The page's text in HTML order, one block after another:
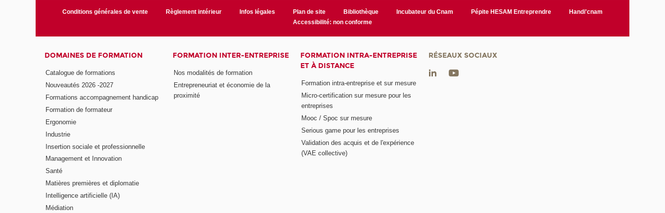
Conditions générales de vente Règlement intérieur Infos légales Plan de site Bibliothèque Incubateur du Cnam Pépite HESAM Entreprendre
Handi'cnam
Accessibilité: non conforme
DOMAINES DE FORMATION
Catalogue de formations
Nouveautés 2026 -2027
Formations accompagnement handicap
Formation de formateur
Ergonomie
Industrie
Insertion sociale et professionnelle
Management et Innovation
Santé
Matières premières et diplomatie
Intelligence artificielle (IA)
Médiation
FORMATION INTER-ENTREPRISE
Nos modalités de formation
Entrepreneuriat et économie de la
proximité
FORMATION INTRA-ENTREPRISE
ET À DISTANCE
Formation intra-entreprise et sur mesure
Micro-certification sur mesure pour les
entreprises
Mooc / Spoc sur mesure
Serious game pour les entreprises
Validation des acquis et de l'expérience
(VAE collective)
RÉSEAUX SOCIAUX